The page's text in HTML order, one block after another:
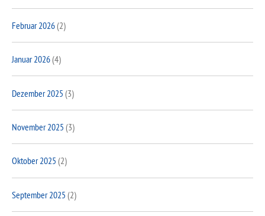
Februar 2026(2)
Januar 2026(4)
Dezember 2025 (3)
November 2025 (3)
Oktober 2025 (2)
September 2025 (2)